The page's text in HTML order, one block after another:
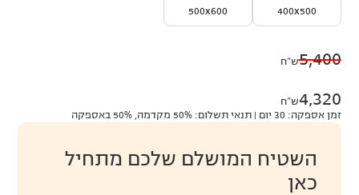
400x500
500x600
5,400ש״ח
4,320ש״ח
זמן אספקה: 30 יום | תנאי תשלום: 50% מקדמה, 50% באספקה
השטיח המושלם שלכם מתחיל
כאן